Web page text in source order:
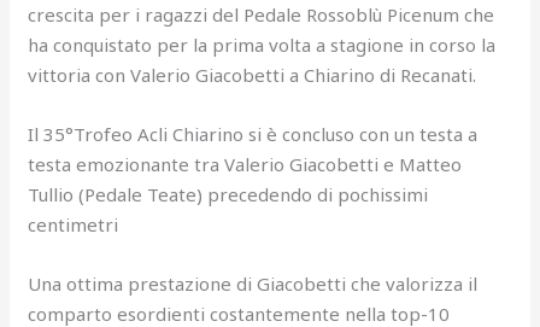
crescita per i ragazzi del Pedale Rossoblù Picenum che
ha conquistato per la prima volta a stagione in corso la
vittoria con Valerio Giacobetti a Chiarino di Recanati.
Il 35°Trofeo Acli Chiarino si è concluso con un testa a
testa emozionante tra Valerio Giacobetti e Matteo
Tullio (Pedale Teate) precedendo di pochissimi
centimetri
Una ottima prestazione di Giacobetti che valorizza il
comparto esordienti costantemente nella top-10